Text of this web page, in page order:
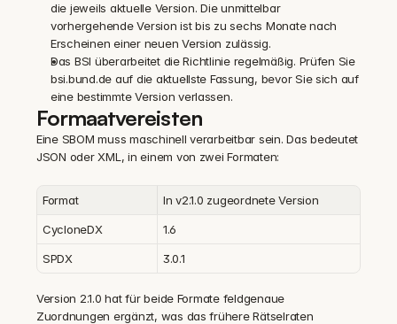
die jeweils aktuelle Version. Die unmittelbar
vorhergehende Version ist bis zu sechs Monate nach
Erscheinen einer neuen Version zulässig.
Das BSI überarbeitet die Richtlinie regelmäßig. Prüfen Sie
bsi.bund.de auf die aktuellste Fassung, bevor Sie sich auf
eine bestimmte Version verlassen.
Formaatvereisten
Eine SBOM muss maschinell verarbeitbar sein. Das bedeutet
JSON oder XML, in einem von zwei Formaten:
Format In v2.1.0 zugeordnete Version
CycloneDX 1.6
SPDX 3.0.1
Version 2.1.0 hat für beide Formate feldgenaue
Zuordnungen ergänzt, was das frühere Rätselraten